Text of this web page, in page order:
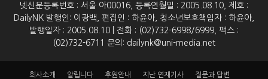
넷신문등록번호 : 서울 아00016, 등록연월일 : 2005.08.10, 제호 :
DailyNK 발행인: 이광백, 편집인 : 하윤아, 청소년보호책임자 : 하윤아,
발행일자 : 2005.08.10 | 전화 : (02)732-6998/6999, 팩스 :
(02)732-6711 문의: dailynk@uni-media.net
회사소개 알립니다 후원안내 지난 연재기사 질문과 답변